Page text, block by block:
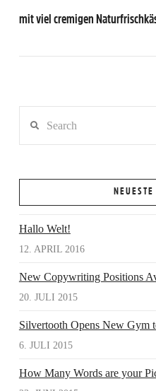
mit viel cremigen
Hallo Welt!
12. APRIL 2016
New Copywriting Positions
20. JULI 2015
Silvertooth Opens New Gym
6. JULI 2015
How Many Words are your